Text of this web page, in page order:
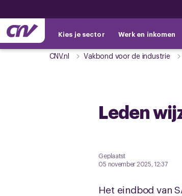
Kies je sector Werk en inkomen
CNV.nl Vakbond voor de industrie
Leden
Geplaatst
05 november 2025, 12:37
Het eindbod van